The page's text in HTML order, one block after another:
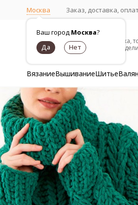
Москва
Ваш город Москва?
Заказ, доставка,
Пряжа,
ВязаниеВышиваниеШитье